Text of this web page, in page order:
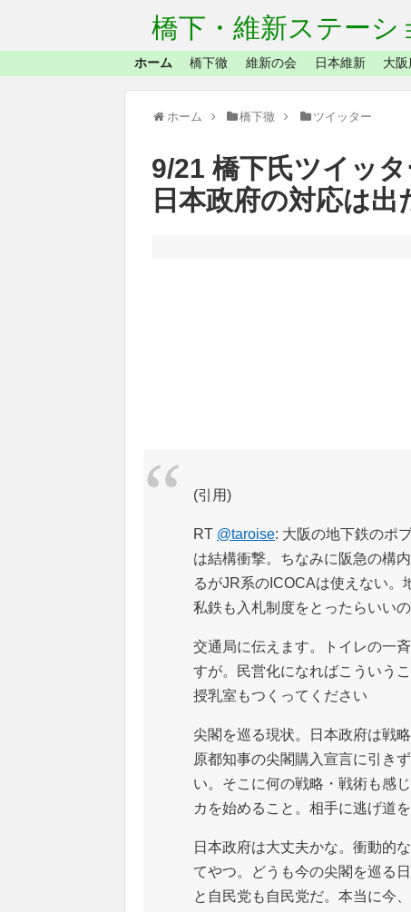
橋下・維新ステーシ
ホーム 橋下徹 維新の会 日本維新 大
ホーム 橋下徹 ツイッター
9/21 橋下氏ツイッ
日本政府の対応は出
(引用)
RT @taroise: 大阪の地下鉄のポ
は結構衝撃。ちなみに阪急の構
るがJR系のICOCAは使えない。
私鉄も入札制度をとったらいい
交通局に伝えます。トイレの一
すが。民営化になればこういう
授乳室もつくってください
尖閣を巡る現状。日本政府は戦
原都知事の尖閣購入宣言に引き
い。そこに何の戦略・戦術も感
カを始めること。相手に逃げ道
日本政府は大丈夫かな。衝動的
てやつ。どうも今の尖閣を巡る
と自民党も自民党だ。本当に今